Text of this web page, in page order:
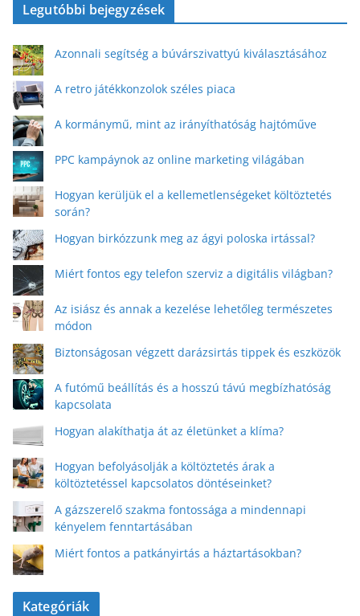
Legutóbbi bejegyzések
Azonnali segítség a búvárszivattyú kiválasztásához
A retro játékkonzolok széles piaca
A kormánymű, mint az irányíthatóság hajtóműve
PPC kampáynok az online marketing világában
Hogyan kerüljük el a kellemetlenségeket költöztetés
során?
Hogyan birkózzunk meg az ágyi poloska irtással?
Miért fontos egy telefon szerviz a digitális világban?
Az isiász és annak a kezelése lehetőleg természetes
módon
Biztonságosan végzett darázsirtás tippek és eszközök
A futómű beállítás és a hosszú távú megbízhatóság
kapcsolata
Hogyan alakíthatja át az életünket a klíma?
Hogyan befolyásolják a költöztetés árak a
költöztetéssel kapcsolatos döntéseinket?
A gázszerelő szakma fontossága a mindennapi
kényelem fenntartásában
Miért fontos a patkányirtás a háztartásokban?
Kategóriák